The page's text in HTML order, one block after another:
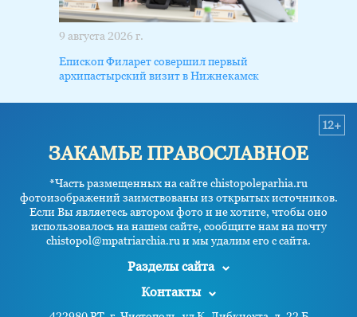
9 августа 2026 г.
Епископ Филарет совершил первый
архипастырский визит в Нижнекамск
ЗАКАМЬЕ ПРАВОСЛАВНОЕ
*Часть размещенных на сайте chistopoleparhia.ru
фотоизображений заимствованы из открытых источников.
Если Вы являетесь автором фото и не хотите, чтобы оно
использовалось на нашем сайте, сообщите нам на почту
chistopol@mpatriarchia.ru и мы удалим его с сайта.
12+
Разделы сайта
Контакты